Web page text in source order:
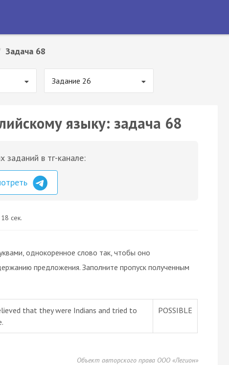
Задача 68
Задание 26
языку: задача 68
заданий в тг-канале:
18 сек.
однокоренное слово так, чтобы оно
предложения. Заполните пропуск полученным
that they were Indians and tried to
POSSIBLE
Объект авторского права ООО «Легион»